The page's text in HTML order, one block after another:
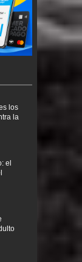
los
la
el